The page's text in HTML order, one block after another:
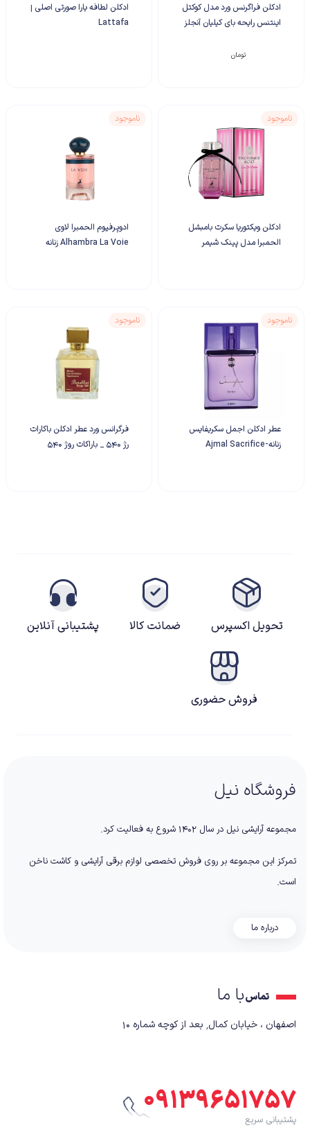
ادکلن فراگرنس ورد مدل کوکتل
اینتنس رایحه بای کیلیان آنجلز
تومان
ادکلن لطافه یارا صورتی اصلی |
Lattafa
ادکلن ویکتوریا سکرت بامبشل
الحمبرا مدل پینک شیمر
ناموجود
ادوپرفیوم الحمبرا لاوی
Alhambra La Voie زنانه
ناموجود
عطر ادکلن اجمل سکریفایس
زنانه-Ajmal Sacrifice
ناموجود
فرگرانس ورد عطر ادکلن باکارات
رژ ۵۴۰ _ باراکات روژ 540
ناموجود
تحویل اکسپرس ضمانت کالا پشتیبانی آنلاین
فروش حضوری
فروشگاه نیل
مجموعه آرایشی نیل در سال ۱۴۰۲ شروع به فعالیت کرد.
تمرکز این مجموعه بر روی فروش تخصصی لوازم برقی آرایشی و کاشت ناخن
است.
درباره ما
تماسبا ما
اصفهان ، خیابان کمال٬ بعد از کوچه شماره ۱۰
۰۹۱۳۹۶۵۱۷۵۷
پشتیبانی سریع